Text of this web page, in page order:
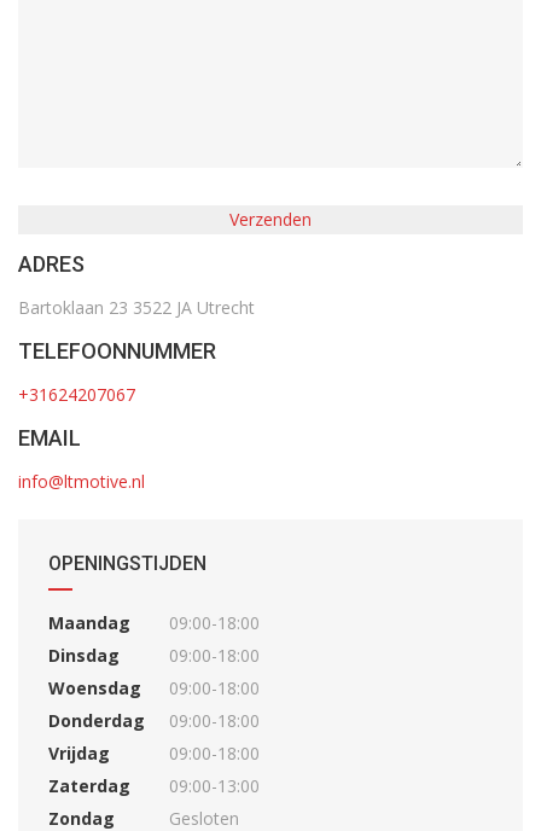
ADRES
Bartoklaan 23 3522 JA Utrecht
TELEFOONNUMMER
+31624207067
EMAIL
info@ltmotive.nl
OPENINGSTIJDEN
Maandag
09:00-18:00
Dinsdag
09:00-18:00
Woensdag
09:00-18:00
Donderdag
09:00-18:00
Vrijdag
09:00-18:00
Zaterdag
09:00-13:00
Zondag
Gesloten